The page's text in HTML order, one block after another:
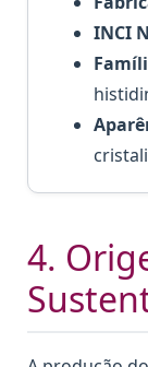
INCI
4.